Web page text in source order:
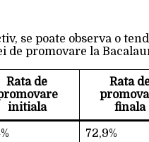
se poate observa o
de promovare la
Rata de
initiala
Rata
finala
72,9%